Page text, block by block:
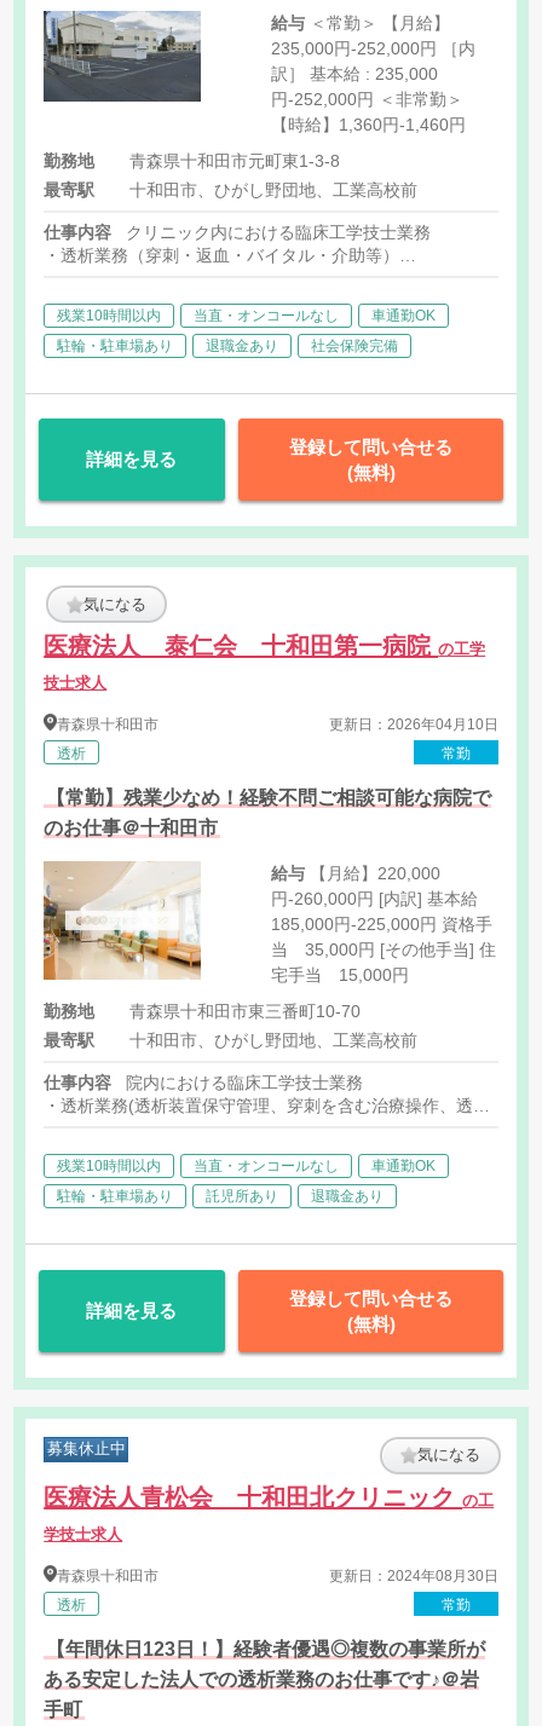
給与
235,000円-252,000円 ［内
訳］ 基本給 : 235,000
円-252,000円 ＜非常勤＞
【時給】1,360円-1,460円
勤務地
青森県十和田市元町東1-3-8
最寄駅
十和田市、ひがし野団地、工業高校前
仕事内容
クリニック内における臨床工学技士業務
・透析業務（穿刺・返血・バイタル・介助等）
残業10時間以内 当直・オンコールなし
車通勤OK
駐輪・駐車場あり
退職金あり 社会保険完備
詳細を見る
登録して問い合せる
(無料)
気になる
医療法人 泰仁会 十和田第一病院の工学
技士求人
青森県十和田市
透析
更新日：2026年04月10日
常勤
【常勤】残業少なめ！経験不問ご相談可能な病院で
のお仕事＠十和田市
給与
円-260,000円 [内訳] 基本給
185,000円-225,000円 資格手
当 35,000円 [その他手当] 住
宅手当 15,000円
勤務地
青森県十和田市東三番町10-70
最寄駅
十和田市、ひがし野団地、工業高校前
仕事内容
院内における臨床工学技士業務
・透析業務(透析装置保守管理、穿刺を含む治療操作、透析シス
・医療ガス設備の管理、滅菌器の運用管理など
残業10時間以内 当直・オンコールなし
車通勤OK
駐輪・駐車場あり
託児所あり 退職金あり
詳細を見る
登録して問い合せる
(無料)
募集休止中 気になる
医療法人青松会 十和田北クリニックの工
学技士求人
青森県十和田市
透析
更新日：2024年08月30日
常勤
【年間休日123日！】経験者優遇◎複数の事業所が
ある安定した法人での透析業務のお仕事です♪＠岩
手町